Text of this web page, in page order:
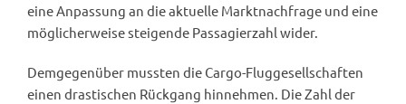
eine Anpassung an die aktuelle Marktnachfrage und eine
möglicherweise steigende Passagierzahl wider.
Demgegenüber mussten die Cargo-Fluggesellschaften
einen drastischen Rückgang hinnehmen. Die Zahl der